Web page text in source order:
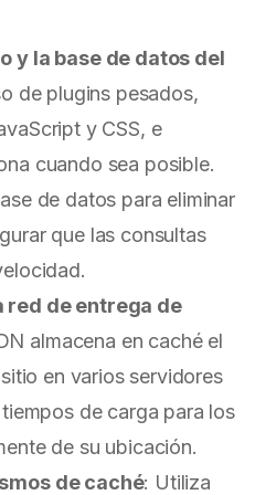
y la base de datos del
de plugins pesados,
y CSS, e
cuando sea posible.
de datos para eliminar
que las consultas
red de entrega de
almacena en caché el
en varios servidores
de carga para los
de su ubicación.
de caché: Utiliza